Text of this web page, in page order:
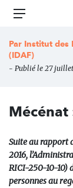
Aller
principal
Menu
Par Institut des
(IDAF)
- Publié le 27
Mécénat
Suite au rapport
2016,
RICI-250-10-10)
personnes au